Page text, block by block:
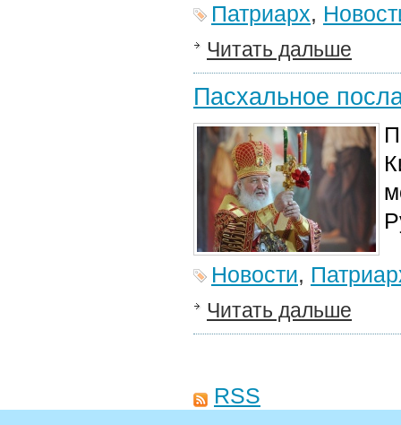
Патриарх,
Читать дальше
Пасхальное
Новости,
Читать дальше
RSS